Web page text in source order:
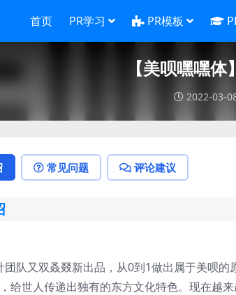
首页 PR学习 PR模板
【美呗嘿嘿
2022-03-
常见问题 评论建议
团队又双叒叕新出品，从0到1做出属于美呗
，给世人传递出独有的东方文化特色。现在越